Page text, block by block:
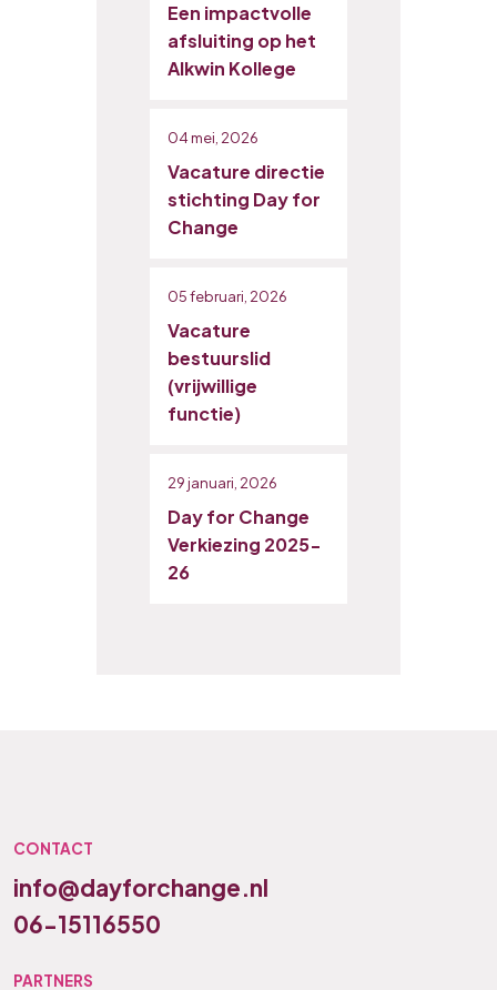
Een impactvolle
afsluiting op het
Alkwin Kollege
04 mei, 2026
Vacature directie
stichting Day for
Change
05 februari, 2026
Vacature
bestuurslid
(vrijwillige
functie)
29 januari, 2026
Day for Change
Verkiezing 2025-
26
CONTACT
info@dayforchange.nl
06-15116550
PARTNERS